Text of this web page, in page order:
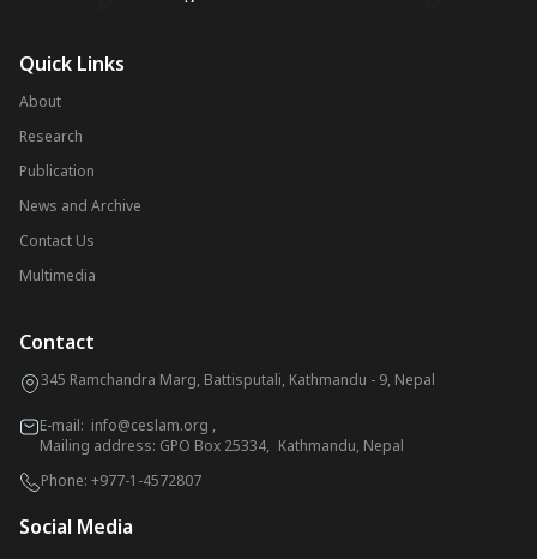
Quick Links
About
Research
Publication
News and Archive
Contact Us
Multimedia
Contact
345 Ramchandra Marg, Battisputali, Kathmandu - 9, Nepal
E-mail: info@ceslam.org ,
Mailing address: GPO Box 25334, Kathmandu, Nepal
Phone: +977-1-4572807
Social Media